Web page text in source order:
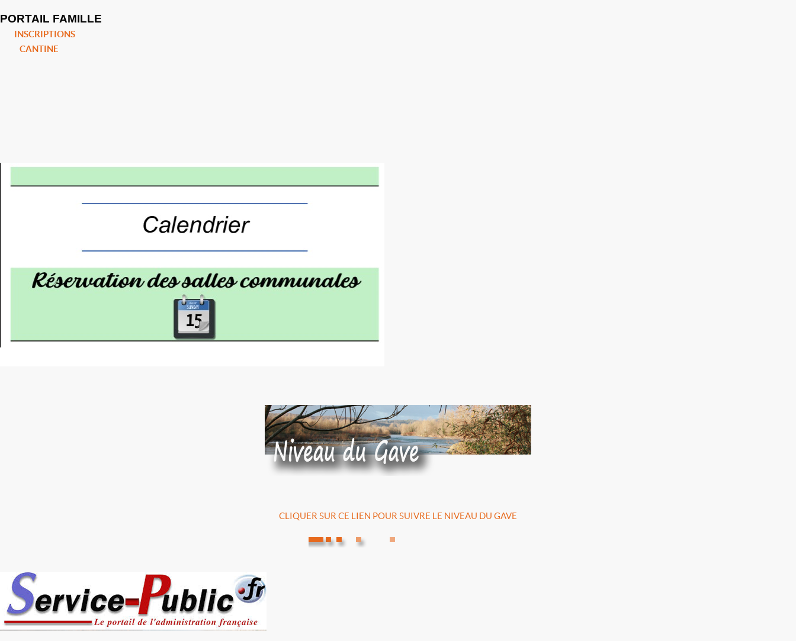
PORTAIL FAMILLE
INSCRIPTIONS
CANTINE
CLIQUER SUR CE LIEN POUR SUIVRE LE NIVEAU DU GAVE